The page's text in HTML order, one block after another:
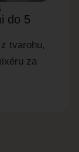
do 5
tvarohu,
za